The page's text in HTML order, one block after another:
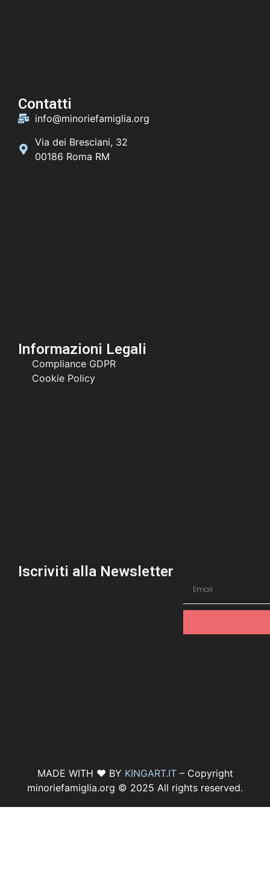
Contatti
info@minoriefamiglia.org
Via dei Bresciani, 32
00186 Roma RM
Informazioni Legali
Compliance GDPR
Cookie Policy
Iscriviti alla Newsletter
MADE WITH ♥ BY KINGART.IT– Copyright
minoriefamiglia.org © 2025 All rights reserved.